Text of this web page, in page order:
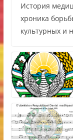
История
хроника
культурных и